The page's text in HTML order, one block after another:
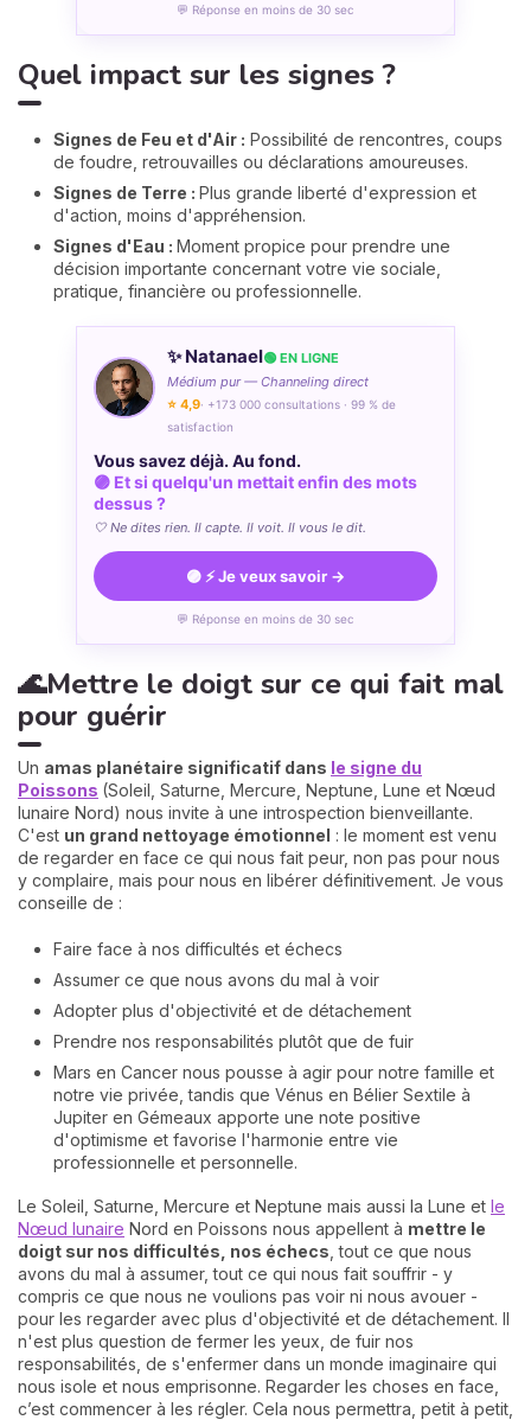
💬 Réponse en moins de 30 sec
Quel impact sur les signes ?
Signes de Feu et d'Air : Possibilité de rencontres, coups
de foudre, retrouvailles ou déclarations amoureuses.
Signes de Terre : Plus grande liberté d'expression et
d'action, moins d'appréhension.
Signes d'Eau : Moment propice pour prendre une
décision importante concernant votre vie sociale,
pratique, financière ou professionnelle.
✨ Natanael🟢 EN LIGNE
Médium pur — Channeling direct
⭐ 4,9· +173 000 consultations · 99 % de
satisfaction
Vous savez déjà. Au fond.
🟣 Et si quelqu'un mettait enfin des mots
dessus ?
🤍 Ne dites rien. Il capte. Il voit. Il vous le dit.
🟣 ⚡ Je veux savoir →
💬 Réponse en moins de 30 sec
🌊Mettre le doigt sur ce qui fait mal
pour guérir
Un amas planétaire significatif dans le signe du
Poissons (Soleil, Saturne, Mercure, Neptune, Lune et Nœud
lunaire Nord) nous invite à une introspection bienveillante.
C'est un grand nettoyage émotionnel : le moment est venu
de regarder en face ce qui nous fait peur, non pas pour nous
y complaire, mais pour nous en libérer définitivement. Je vous
conseille de :
Faire face à nos difficultés et échecs
Assumer ce que nous avons du mal à voir
Adopter plus d'objectivité et de détachement
Prendre nos responsabilités plutôt que de fuir
Mars en Cancer nous pousse à agir pour notre famille et
notre vie privée, tandis que Vénus en Bélier Sextile à
Jupiter en Gémeaux apporte une note positive
d'optimisme et favorise l'harmonie entre vie
professionnelle et personnelle.
Le Soleil, Saturne, Mercure et Neptune mais aussi la Lune et le
Nœud lunaire Nord en Poissons nous appellent à mettre le
doigt sur nos difficultés, nos échecs , tout ce que nous
avons du mal à assumer, tout ce qui nous fait souffrir - y
compris ce que nous ne voulions pas voir ni nous avouer -
pour les regarder avec plus d'objectivité et de détachement. Il
n'est plus question de fermer les yeux, de fuir nos
responsabilités, de s'enfermer dans un monde imaginaire qui
nous isole et nous emprisonne. Regarder les choses en face,
c’est commencer à les régler. Cela nous permettra, petit à petit,